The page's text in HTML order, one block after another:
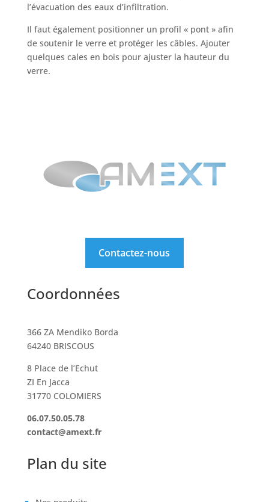
l’évacuation des eaux d’infiltration.
Il faut également positionner un profil « pont » afin
de soutenir le verre et protéger les câbles. Ajouter
quelques cales en bois pour ajuster la hauteur du
verre.
Contactez-nous
Coordonnées
366 ZA Mendiko Borda
64240 BRISCOUS
8 Place de l’Echut
ZI En Jacca
31770 COLOMIERS
06.07.50.05.78
contact@amext.fr
Plan du site